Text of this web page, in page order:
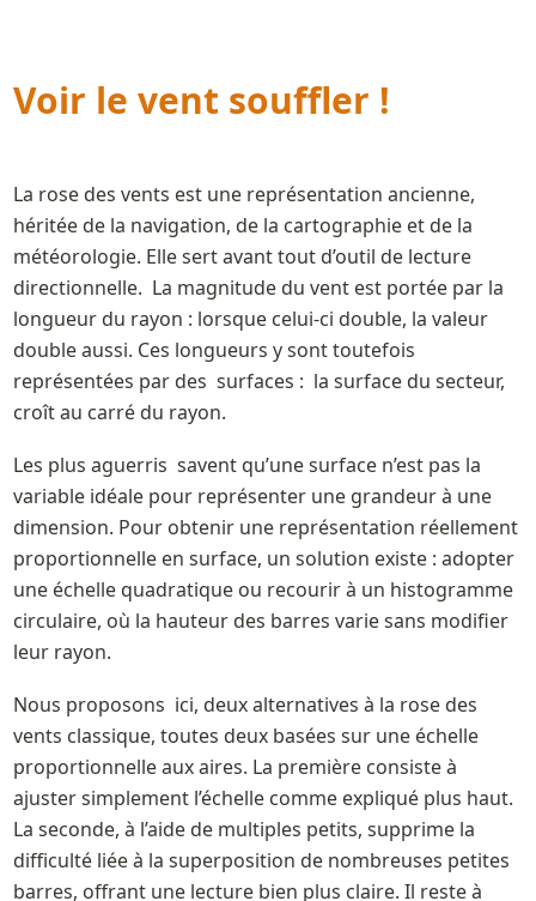
Voir le vent souffler !
La rose des vents est une représentation ancienne,
héritée de la navigation, de la cartographie et de la
météorologie. Elle sert avant tout d’outil de lecture
directionnelle.  La magnitude du vent est portée par la
longueur du rayon : lorsque celui-ci double, la valeur
double aussi. Ces longueurs y sont toutefois
représentées par des  surfaces :  la surface du secteur,
croît au carré du rayon.
Les plus aguerris  savent qu’une surface n’est pas la
variable idéale pour représenter une grandeur à une
dimension. Pour obtenir une représentation réellement
proportionnelle en surface, un solution existe : adopter
une échelle quadratique ou recourir à un histogramme
circulaire, où la hauteur des barres varie sans modifier
leur rayon.
Nous proposons  ici, deux alternatives à la rose des
vents classique, toutes deux basées sur une échelle
proportionnelle aux aires. La première consiste à
ajuster simplement l’échelle comme expliqué plus haut.
La seconde, à l’aide de multiples petits, supprime la
difficulté liée à la superposition de nombreuses petites
barres, offrant une lecture bien plus claire. Il reste à